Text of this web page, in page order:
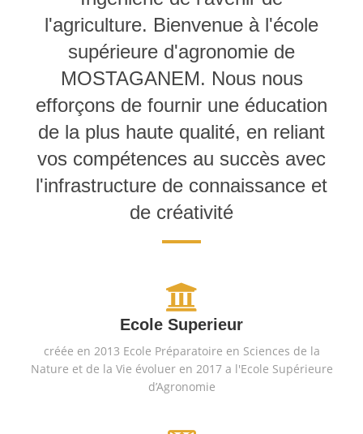
l'agriculture. Bienvenue à l'école
supérieure d'agronomie de
MOSTAGANEM. Nous nous
efforçons de fournir une éducation
de la plus haute qualité, en reliant
vos compétences au succès avec
l'infrastructure de connaissance et
de créativité
Ecole Superieur
créée en 2013 Ecole Préparatoire en Sciences de la
Nature et de la Vie évoluer en 2017 a l'Ecole Supérieure
d’Agronomie